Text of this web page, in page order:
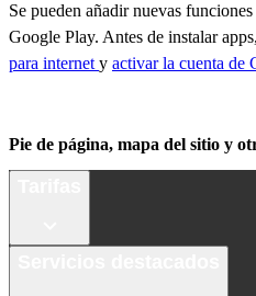
Se pueden añadir nuevas
Google Play. Antes de instalar
para internet y activar la cuenta de
Pie de página, mapa del sitio y